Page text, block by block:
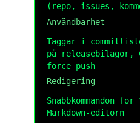
(repo, issues,
Användbarhet
Taggar i
på
force push
Redigering
Snabbkommandon
Markdown-editorn